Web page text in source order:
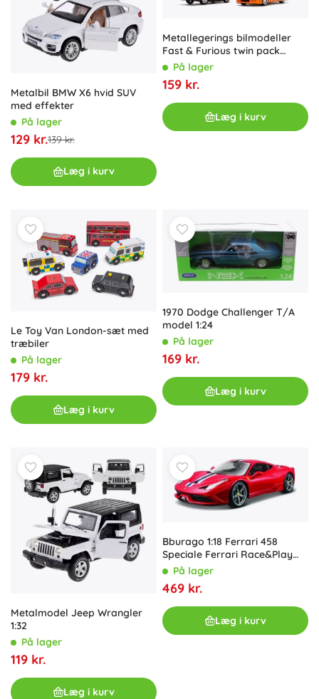
Metalbil BMW X6 hvid SUV
med effekter
På lager
129 kr.139 kr.
Læg i kurv
Metallegerings bilmodeller
Fast & Furious twin pack
Toyota Supra og Dodge
Charger 1:32
På lager
159 kr.
Læg i kurv
Le Toy Van London-sæt med
træbiler
På lager
179 kr.
Læg i kurv
1970 Dodge Challenger T/A
model 1:24
På lager
169 kr.
Læg i kurv
Metalmodel Jeep Wrangler
1:32
På lager
119 kr.
Læg i kurv
Bburago 1:18 Ferrari 458
Speciale Ferrari Race&Play
rød 18-16002
På lager
469 kr.
Læg i kurv